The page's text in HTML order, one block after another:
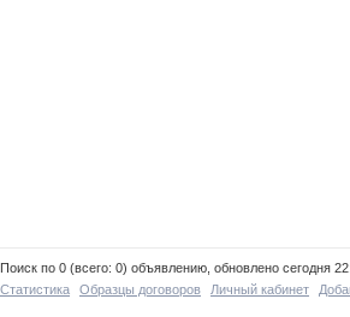
Поиск по 0 (всего: 0) объявлению, обновлено сегодня
Статистика
Образцы договоров Личный кабинет